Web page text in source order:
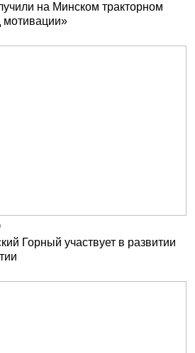
на Минском тракторном
мотивации»
Горный участвует в развитии